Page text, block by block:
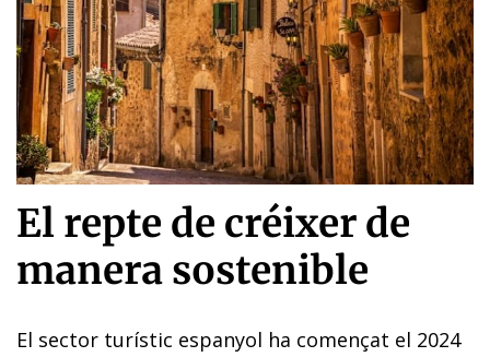
El repte de créixer de
manera sostenible
El sector turístic espanyol ha començat el 2024